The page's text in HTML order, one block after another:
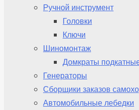
Ручной инструмент
Головки
Ключи
Шиномонтаж
Домкраты
Генераторы
Сборщики заказов
Автомобильные лебедки